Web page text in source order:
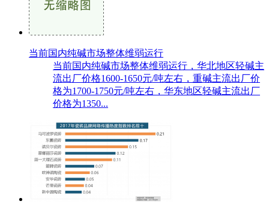
当前国内纯碱市场整体维弱运行
当前国内纯碱市场整体维弱运行，华北地区轻碱主
流出厂价格1600-1650元/吨左右，重碱主流出厂价
格为1700-1750元/吨左右，华东地区轻碱主流出厂
价格为1350...